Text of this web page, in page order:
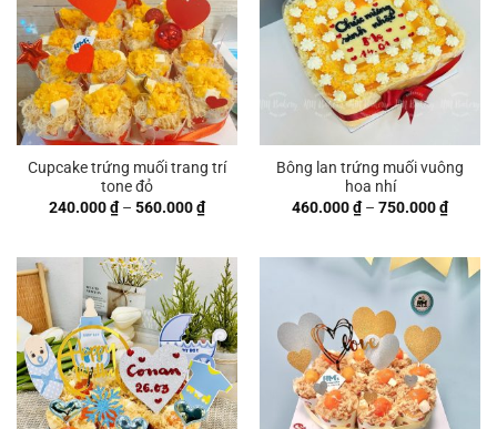
Cupcake trứng muối trang trí
tone đỏ
240.000₫ – 560.000₫Khoảng
giá:
đến
560.000 ₫
Bông lan trứng muối vuông
hoa nhí
460.000₫ – 750.000₫
giá:
đến